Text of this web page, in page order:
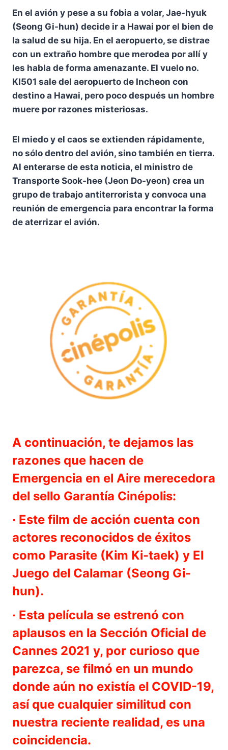
En el avión y pese a su fobia a volar, Jae-hyuk
(Seong Gi-hun) decide ir a Hawai por el bien de
la salud de su hija. En el aeropuerto, se distrae
con un extraño hombre que merodea por allí y
les habla de forma amenazante. El vuelo no.
KI501 sale del aeropuerto de Incheon con
destino a Hawai, pero poco después un hombre
muere por razones misteriosas.
El miedo y el caos se extienden rápidamente,
no sólo dentro del avión, sino también en tierra.
Al enterarse de esta noticia, el ministro de
Transporte Sook-hee (Jeon Do-yeon) crea un
grupo de trabajo antiterrorista y convoca una
reunión de emergencia para encontrar la forma
de aterrizar el avión.
A continuación, te dejamos las
razones que hacen de
Emergencia en el Aire merecedora
del sello Garantía Cinépolis:
· Este film de acción cuenta con
actores reconocidos de éxitos
como Parasite (Kim Ki-taek) y El
Juego del Calamar (Seong Gi-
hun).
· Esta película se estrenó con
aplausos en la Sección Oficial de
Cannes 2021 y, por curioso que
parezca, se filmó en un mundo
donde aún no existía el COVID-19,
así que cualquier similitud con
nuestra reciente realidad, es una
coincidencia.